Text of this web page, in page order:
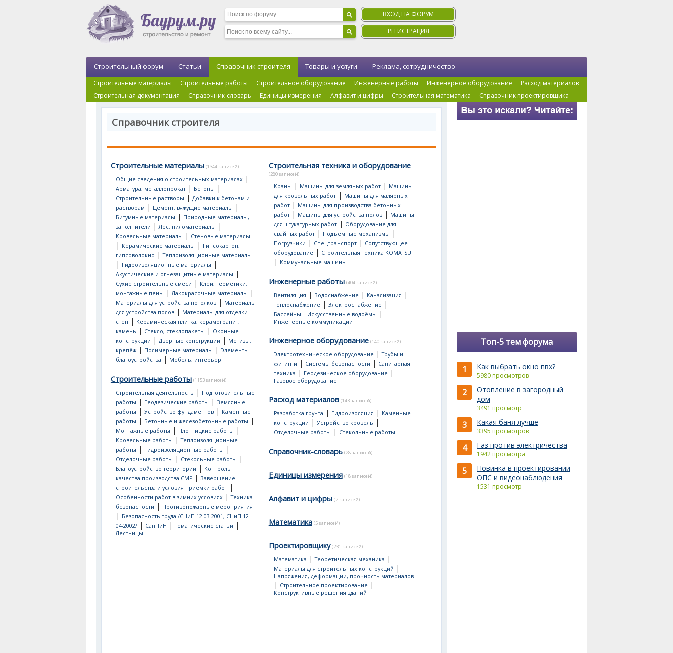
ВХОД НА ФОРУМ
РЕГИСТРАЦИЯ
Строительный форум Статьи Справочник строителя
Строительные материалы Строительные работы Строительное оборудование Инженерные работы Инженерное оборудование
Расход материалов
Строительная документация
Справочник-словарь Единицы измерения Алфавит и цифры Строительная математика Справочник проектировщика
Товары и услуги Реклама, сотрудничество
Справочник строителя
Строительные материалы (1344 записей)
Общие сведения о строительных материалах|
Арматура, металлопрокат| Бетоны |
Строительные растворы | Добавки к бетонам и
растворам | Цемент, вяжущие материалы |
Битумные материалы | Природные материалы,
заполнители |Лес, пиломатериалы |
Кровельные материалы | Стеновые материалы
| Керамические материалы | Гипсокартон,
гипсоволокно |Теплоизоляционные материалы
| Гидроизоляционные материалы |
Акустические и огнезащитные материалы |
Сухие строительные смеси | Клеи, герметики,
монтажные пены |Лакокрасочные материалы |
Материалы для устройства потолков| Материалы
для устройства полов| Материалы для отделки
стен | Керамическая плитка, керамогранит,
камень | Стекло, стеклопакеты | Оконные
конструкции | Дверные конструкции | Метизы,
крепёж| Полимерные материалы | Элементы
благоустройства | Мебель, интерьер
Строительные работы (1153 записей)
Строительная деятельность | Подготовительные
работы | Геодезические работы | Земляные
работы | Устройство фундаментов| Каменные
работы | Бетонные и железобетонные работы |
Монтажные работы | Плотницкие работы |
Кровельные работы |Теплоизоляционные
работы | Гидроизоляционные работы |
Отделочные работы | Стекольные работы |
Благоустройство территории | Контроль
качества производства СМР| Завершение
строительства и условия приемки работ|
Особенности работ в зимних условиях|Техника
безопасности | Противопожарные мероприятия
| Безопасность труда /СНиП 12-03-2001, СНиП 12-
04-2002/| СанПиН |Тематические статьи |
Лестницы
Строительная техника и оборудование
(280 записей)
Краны | Машины для земляных работ| Машины
для кровельных работ| Машины для малярных
работ| Машины для производства бетонных
работ| Машины для устройства полов| Машины
для штукатурных работ| Оборудование для
свайных работ| Подъемные механизмы |
Погрузчики | Спецтранспорт| Сопутствующее
оборудование | Строительная техника KOMATSU
| Коммунальные машины
Инженерные работы (404 записей)
Вентиляция | Водоснабжение | Канализация |
Теплоснабжение | Электроснабжение |
Бассейны | Искусственные водоёмы |
Инженерные коммуникации
Инженерное оборудование (140 записей)
Электротехническое оборудование |Трубы и
фитинги | Системы безопасности | Санитарная
техника | Геодезическое оборудование |
Газовое оборудование
Расход материалов (143 записей)
Разработка грунта | Гидроизоляция | Каменные
конструкции | Устройство кровель |
Отделочные работы | Стекольные работы
Справочник-словарь (28 записей)
Единицы измерения (18 записей)
Алфавит и цифры (2 записей)
Математика (5 записей)
Проектировщику (231 записей)
Математика |Теоретическая механика |
Материалы для строительных конструкций |
Напряжения, деформации, прочность материалов
| Строительное проектирование |
Конструктивные решения зданий
Топ-5 тем форума
1 Как выбрать окно пвх?
5980 просмотров
2
Отопление в загородный
дом
3491 просмотр
3 Какая баня лучше
3395 просмотров
4 Газ против электричества
1942 просмотра
5
Новинка в проектировании
ОПС и видеонаблюдения
1531 просмотр